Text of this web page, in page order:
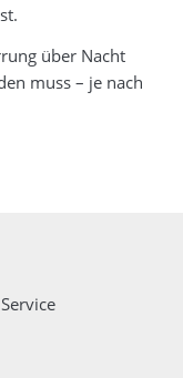
über Nacht
muss – je nach